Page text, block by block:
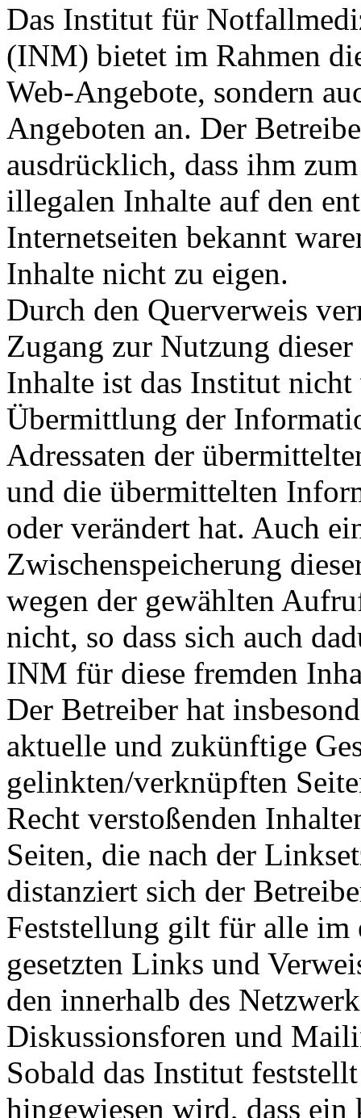
Das Institut für
(INM) bietet im Rahmen
Web-Angebote, sondern
Angeboten an. Der
ausdrücklich, dass ihm
illegalen Inhalte auf den
Internetseiten bekannt
Inhalte nicht zu eigen.
Durch den Querverweis
Zugang zur Nutzung
Inhalte ist das Institut
Übermittlung der
Adressaten der
und die übermittelten
oder verändert hat. Auch
Zwischenspeicherung
wegen der gewählten
nicht, so dass sich auch
INM für diese fremden
Der Betreiber hat
aktuelle und zukünftige
gelinkten/verknüpften
Recht verstoßenden
Seiten, die nach der
distanziert sich der
Feststellung gilt für alle im
gesetzten Links und
den innerhalb des
Diskussionsforen und
Sobald das Institut
hingewiesen wird, dass ein